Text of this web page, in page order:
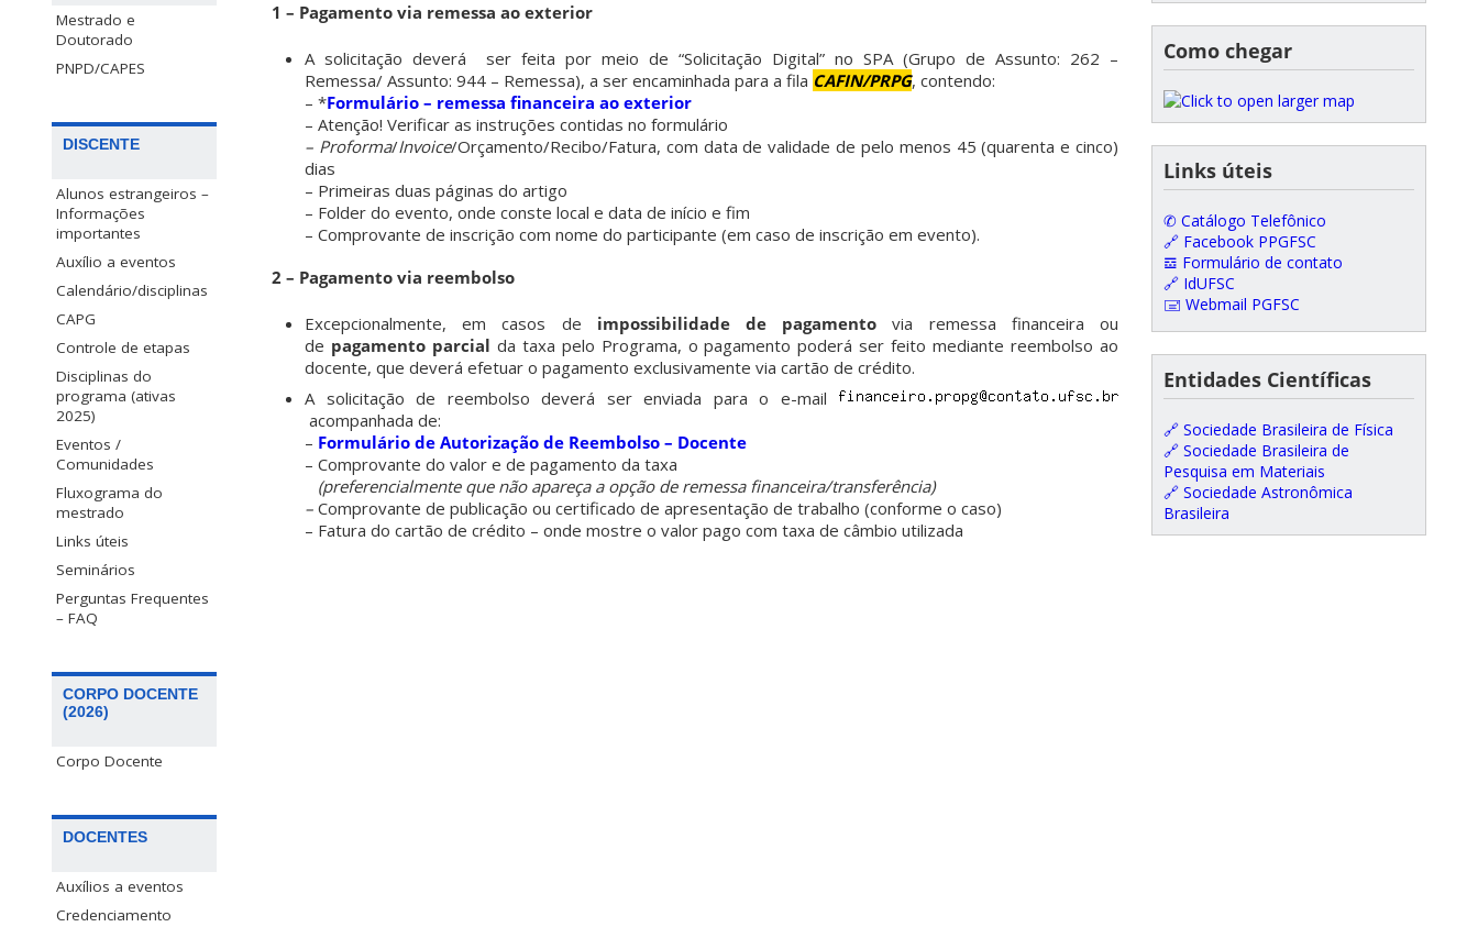
Mestrado e
Doutorado
PNPD/CAPES
DISCENTE
Alunos estrangeiros –
Informações
importantes
Auxílio a eventos
Calendário/disciplinas
CAPG
Controle de etapas
Disciplinas do
programa (ativas
2025)
Eventos /
Comunidades
Fluxograma do
mestrado
Links úteis
Seminários
Perguntas Frequentes
– FAQ
CORPO DOCENTE
(2026)
Corpo Docente
DOCENTES
Auxílios a eventos
Credenciamento
1 – Pagamento via remessa ao exterior
A solicitação deverá ser feita por meio de “Solicitação Digital” no SPA (Grupo de Assunto: 262 –
Remessa/ Assunto: 944 – Remessa), a ser encaminhada para a fila CAFIN/PRPG, contendo:
– *Formulário – remessa financeira ao exterior
– Atenção! Verificar as instruções contidas no formulário
– Proforma/Invoice/Orçamento/Recibo/Fatura, com data de validade de pelo menos 45 (quarenta e cinco)
dias
– Primeiras duas páginas do artigo
– Folder do evento, onde conste local e data de início e fim
– Comprovante de inscrição com nome do participante (em caso de inscrição em evento).
2 – Pagamento via reembolso
Excepcionalmente, em casos de impossibilidade de pagamento via remessa financeira ou
de pagamento parcial da taxa pelo Programa, o pagamento poderá ser feito mediante reembolso ao
docente, que deverá efetuar o pagamento exclusivamente via cartão de crédito.
A solicitação de reembolso deverá ser enviada para o e-mail
acompanhada de:
– Formulário de Autorização de Reembolso – Docente
– Comprovante do valor e de pagamento da taxa
(preferencialmente que não apareça a opção de remessa financeira/transferência)
– Comprovante de publicação ou certificado de apresentação de trabalho (conforme o caso)
– Fatura do cartão de crédito – onde mostre o valor pago com taxa de câmbio utilizada
Como chegar
Links úteis
✆ Catálogo Telefônico
🔗 Facebook PPGFSC
𝌕 Formulário de contato
🔗 IdUFSC
🖃 Webmail PGFSC
Entidades Científicas
🔗 Sociedade Brasileira de Física
🔗 Sociedade Brasileira de
Pesquisa em Materiais
🔗 Sociedade Astronômica
Brasileira